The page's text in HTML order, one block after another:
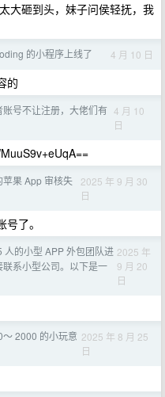
大砸到头，妹子问侯轻抚，我
的小程序上线了 4 月 10 日
的
账号不让注册，大佬们有 4 月 10
日
苹果 App 审核失
2025 年 9 月 30
日
了。
人的小型 APP 外包团队进
系小型公司。以下是一
2025 年
9 月 20
日
2000 的小玩意 2025 年 8 月 25
日